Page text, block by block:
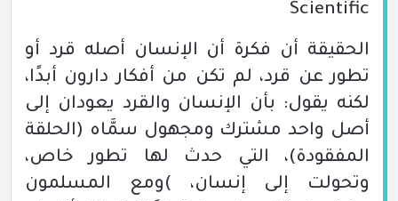
Scientific
الحقيقة أن فكرة أن الإنسان أصله قرد أو
تطور عن قرد، لم تكن من أفكار دارون أبدًا،
لكنه يقول: بأن الإنسان والقرد يعودان إلى
أصل واحد مشترك ومجهول سمَّاه (الحلقة
المفقودة)، التي حدث لها تطور خاص،
وتحولت إلى إنسان، )ومع المسلمون